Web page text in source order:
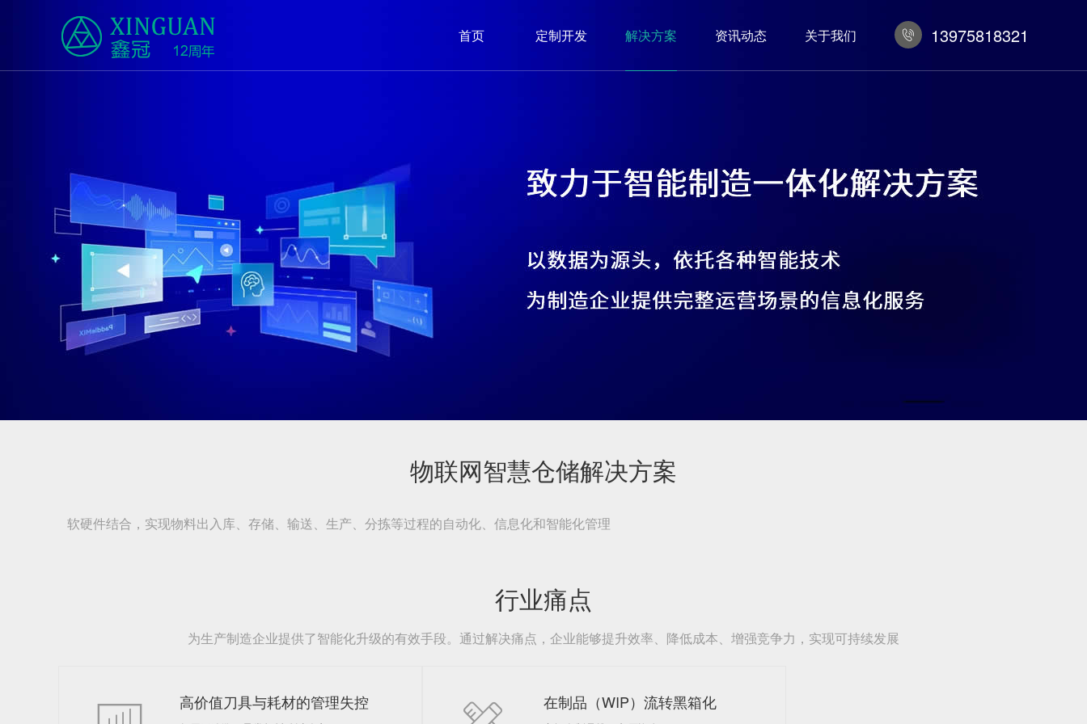
首页 定制开发 解决方案 资讯动态 关于我们  13975818321
物联网智慧仓储解决方案
软硬件结合，实现物料出入库、存储、输送、生产、分拣等过程的自动化、信息化和智能化管理
行业痛点
为生产制造企业提供了智能化升级的有效手段。通过解决痛点，企业能够提升效率、降低成本、增强竞争力，实现可持续发展
高价值刀具与耗材的管理失控 在制品（WIP）流转黑箱化